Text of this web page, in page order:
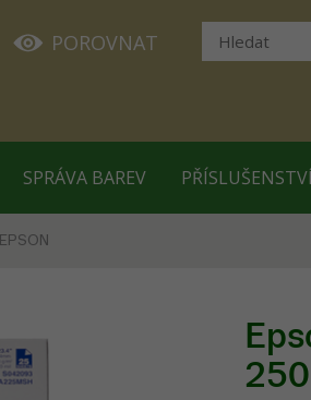
POROVNAT
SPRÁVA BAREV PŘÍSLUŠENSTVÍ
EPSON